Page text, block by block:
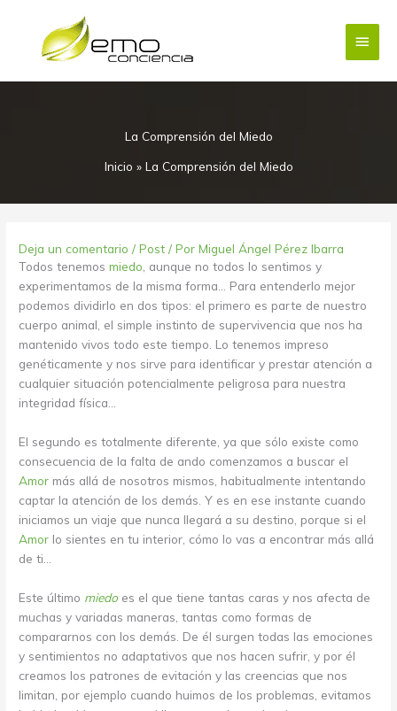
contenido
Menú
La Comprensión del Miedo
Inicio » La Comprensión del Miedo
Deja un comentario /Post / PorMiguel Ángel Pérez Ibarra
Todos tenemosmiedo, aunque no todos lo sentimos y
experimentamos de la misma forma… Para entenderlo mejor
podemos dividirlo en dos tipos: el primero es parte de nuestro
cuerpo animal, el simple instinto de supervivencia que nos ha
mantenido vivos todo este tiempo. Lo tenemos impreso
genéticamente y nos sirve para identificar y prestar atención a
cualquier situación potencialmente peligrosa para nuestra
integridad física…
El segundo es totalmente diferente, ya que sólo existe como
consecuencia de la falta de ando comenzamos a buscar el
Amor más allá de nosotros mismos, habitualmente intentando
captar la atención de los demás. Y es en ese instante cuando
iniciamos un viaje que nunca llegará a su destino, porque si el
Amor lo sientes en tu interior, cómo lo vas a encontrar más allá
de ti…
Este último miedo es el que tiene tantas caras y nos afecta de
muchas y variadas maneras, tantas como formas de
compararnos con los demás. De él surgen todas las emociones
y sentimientos no adaptativos que nos hacen sufrir, y por él
creamos los patrones de evitación y las creencias que nos
limitan, por ejemplo cuando huimos de los problemas, evitamos